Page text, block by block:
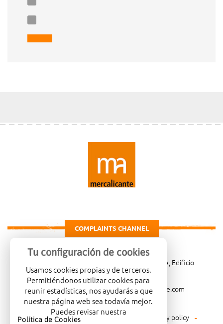
COMPLAINTS CHANNEL
Carretera de Madrid Km. 4, 03007 Alicante, Edificio
Administrativo, planta 3ª
966081001
merca@mercalicante.com
Legal warning Cookies policy
Privacy policy
Tu configuración de cookies
Usamos cookies propias y de terceros.
Permitiéndonos utilizar cookies para
reunir estadísticas, nos ayudarás a que
nuestra página web sea todavía mejor.
Puedes revisar nuestra
Política de Cookies